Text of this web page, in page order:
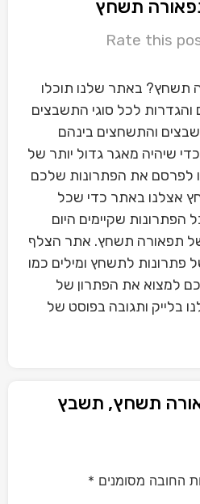
תשחץ
Rate this
תשחץ? באתר שלנו תוכלו
לכל סוגי התשבצים
והתשחצים בינהם
שיהיה מאגר גדול יותר של
לפרסם את הפתרונות שלכם
אצלנו באתר כדי שכל
שקיימים היום
של תפאורה תשחץ. אתר הצלף
פתרונות לתשחץ ומילים כמו
למצוא את הפתרון של
בלייק ותגובה בפוסט של
תשחץ, תשבץ
החובה מסומנים *